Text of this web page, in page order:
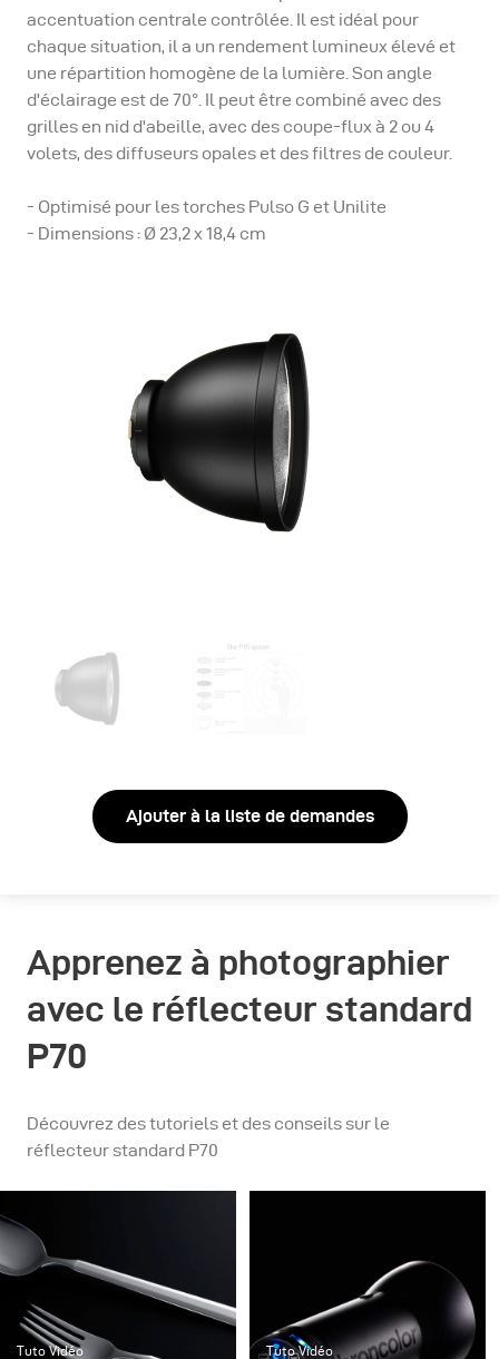
accentuation centrale contrôlée. Il est idéal pour
chaque situation, il a un rendement lumineux élevé et
une répartition homogène de la lumière. Son angle
d'éclairage est de 70°. Il peut être combiné avec des
grilles en nid d'abeille, avec des coupe-flux à 2 ou 4
volets, des diffuseurs opales et des filtres de couleur.
- Optimisé pour les torches Pulso G et Unilite
- Dimensions : Ø 23,2 x 18,4 cm
Ajouter à la liste de demandes
Apprenez à photographier
avec le réflecteur standard
P70
Découvrez des tutoriels et des conseils sur le
réflecteur standard P70
Tuto Vidéo
Tuto Vidéo